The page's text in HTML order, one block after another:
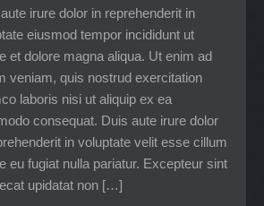
irure dolor in reprehenderit in
eiusmod tempor incididunt ut
et dolore magna aliqua. Ut enim ad
veniam, quis nostrud exercitation
laboris nisi ut aliquip ex ea
consequat. Duis aute irure dolor
in voluptate velit esse cillum
eu fugiat nulla pariatur. Excepteur sint
upidatat non […]